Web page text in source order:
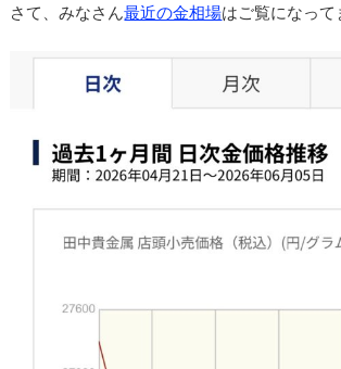
さて、みなさん最近の金相場はご覧になって